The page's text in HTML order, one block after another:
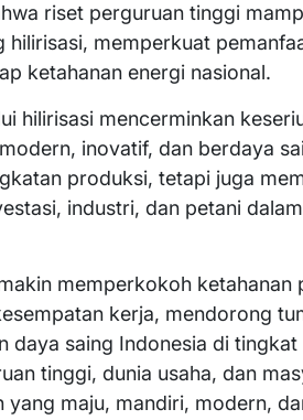
riset perguruan tinggi
memperkuat
ketahanan energi nasional.
hilirisasi mencerminkan
inovatif, dan berdaya
produksi, tetapi juga
industri, dan petani
memperkokoh ketahanan
kerja, mendorong
daya saing Indonesia di
tinggi, dunia usaha, dan
maju, mandiri, modern,